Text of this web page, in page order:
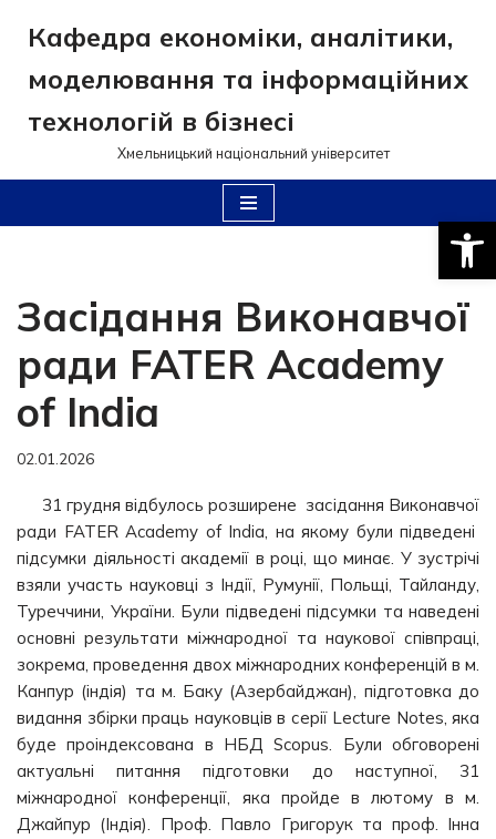
Перейти
до
вмісту
Кафедра економіки, аналітики,
моделювання та інформаційних
технологій в бізнесі
Хмельницький національний університет
Засідання Виконавчої
ради FATER Academy
of India
02.01.2026
31 грудня відбулось розширене засідання Виконавчої
ради FATER Academy of India, на якому були підведені
підсумки діяльності академії в році, що минає. У зустрічі
взяли участь науковці з Індії, Румунії, Польщі, Тайланду,
Туреччини, України. Були підведені підсумки та наведені
основні результати міжнародної та наукової співпраці,
зокрема, проведення двох міжнародних конференцій в м.
Канпур (індія) та м. Баку (Азербайджан), підготовка до
видання збірки праць науковців в серії Lecture Notes, яка
буде проіндексована в НБД Scopus. Були обговорені
актуальні питання підготовки до наступної, 31
міжнародної конференції, яка пройде в лютому в м.
Джайпур (Індія). Проф. Павло Григорук та проф. Інна